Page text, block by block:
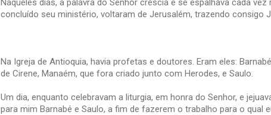
Naqueles dias, a palavra do Senhor crescia e se espalhava cada vez
concluído seu ministério, voltaram de Jerusalém, trazendo consigo
Na Igreja de Antioquia, havia profetas e doutores. Eram eles:
de Cirene, Manaém, que fora criado junto com Herodes, e Saulo.
Um dia, enquanto celebravam a liturgia, em honra do Senhor, e
para mim Barnabé e Saulo, a fim de fazerem o trabalho para o qual